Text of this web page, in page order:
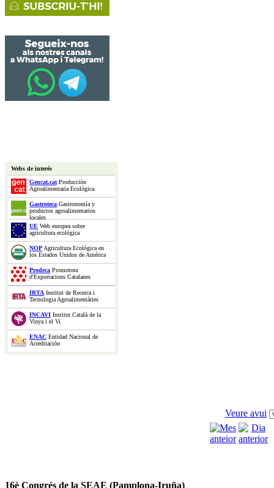
Webs de interés
Gencat.catProducción
Agroalimentaria Ecológica
Gastroteca Gastronomía y
productos agroalimentarios
locales
UE Web europea sobre
agricultura ecológica
NOPAgricultura Ecológica en
los Estados Unidos de América
Prodeca Promotora
d'Exportacions Catalanes
IRTA Institut de Recerca i
Tecnologia Agroalimentàries
INCAVI Institut Català de la
Vinya i el Vi
ENAC Entidad Nacional de
Acreditación
Veure avui
16è Congrés de la SEAE (Pamplona-Iruña)